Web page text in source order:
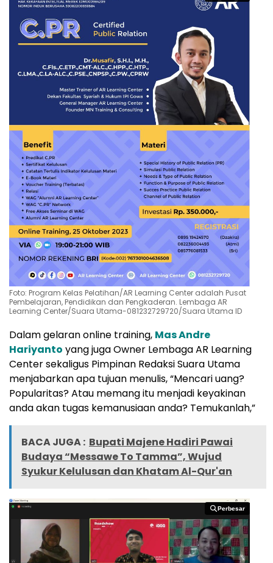
Foto: Program Kelas Pelatihan/AR Learning Center adalah Pusat
Pembelajaran, Pendidikan dan Pengkaderan. Lembaga AR
Learning Center/Suara Utama-081232729720/Suara Utama ID
Dalam gelaran online training, Mas Andre
Hariyanto yang juga Owner Lembaga AR Learning
Center sekaligus Pimpinan Redaksi Suara Utama
menjabarkan apa tujuan menulis, “Mencari uang?
Popularitas? Atau memang itu menjadi keyakinan
anda akan tugas kemanusiaan anda? Temukanlah,”
BACA JUGA : Bupati Majene Hadiri Pawai
Budaya “Messawe To Tamma”, Wujud
Syukur Kelulusan dan Khatam Al-Qur'an
Perbesar
Perbesar